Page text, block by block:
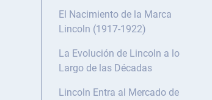
El Nacimiento de la Marca
Lincoln (1917-1922)
La Evolución de Lincoln a lo
Largo de las Décadas
Lincoln Entra al Mercado de